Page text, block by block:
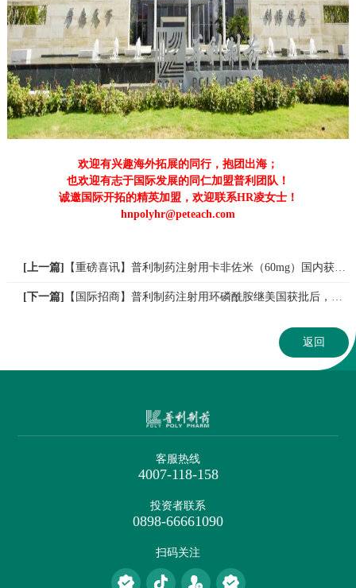
欢迎有兴趣海外拓展的同行，抱团出海；
也欢迎有志于国际发展的同仁加盟普利团队！
诚邀国际开拓的精英加盟，欢迎联系HR凌女士！
hnpolyhr@peteach.com
[上一篇] 【重磅喜讯】普利制药注射用卡非佐米（60mg）国内获批上市，视同通过一致性评价，为多发性骨髓瘤患者带来新选择！
[下一篇] 【国际招商】普利制药注射用环磷酰胺继美国获批后，荷兰获批上市！
返回
客服热线
4007-118-158
投资者联系
0898-66661090
扫码关注